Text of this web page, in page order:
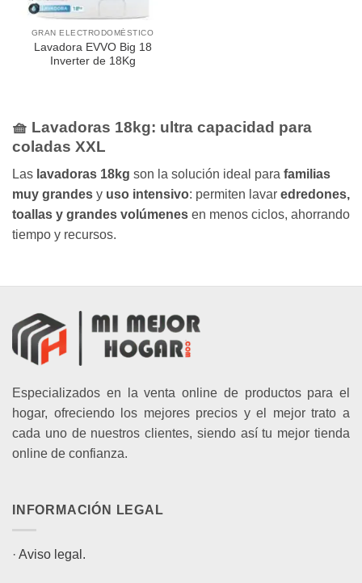
GRAN ELECTRODOMÉSTICO
Lavadora EVVO Big 18
Inverter de 18Kg
🧺 Lavadoras 18kg: ultra capacidad para
coladas XXL
Las lavadoras 18kg son la solución ideal para familias
muy grandes y uso intensivo: permiten lavar edredones,
toallas y grandes volúmenes en menos ciclos, ahorrando
tiempo y recursos.
Especializados en la venta online de productos para el
hogar, ofreciendo los mejores precios y el mejor trato a
cada uno de nuestros clientes, siendo así tu mejor tienda
online de confianza.
INFORMACIÓN LEGAL
· Aviso legal.